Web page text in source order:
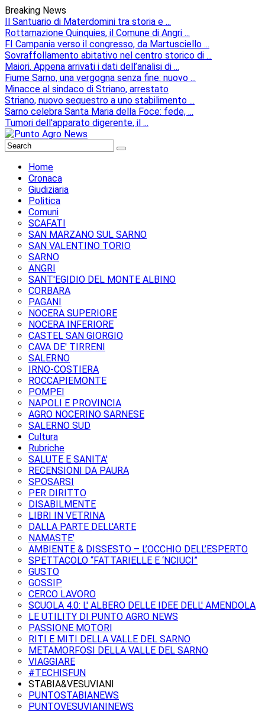
Breaking News
Il Santuario di Materdomini tra storia e ...
Rottamazione Quinquies, il Comune di Angri ...
FI Campania verso il congresso, da Martusciello ...
Sovraffollamento abitativo nel centro storico di ...
Maiori. Appena arrivati i dati dell’analisi di ...
Fiume Sarno, una vergogna senza fine: nuovo ...
Minacce al sindaco di Striano, arrestato
Striano, nuovo sequestro a uno stabilimento ...
Sarno celebra Santa Maria della Foce: fede, ...
Tumori dell'apparato digerente, il ...
Home
Cronaca
Giudiziaria
Politica
Comuni
SCAFATI
SAN MARZANO SUL SARNO
SAN VALENTINO TORIO
SARNO
ANGRI
SANT'EGIDIO DEL MONTE ALBINO
CORBARA
PAGANI
NOCERA SUPERIORE
NOCERA INFERIORE
CASTEL SAN GIORGIO
CAVA DE' TIRRENI
SALERNO
IRNO-COSTIERA
ROCCAPIEMONTE
POMPEI
NAPOLI E PROVINCIA
AGRO NOCERINO SARNESE
SALERNO SUD
Cultura
Rubriche
SALUTE E SANITA'
RECENSIONI DA PAURA
SPOSARSI
PER DIRITTO
DISABILMENTE
LIBRI IN VETRINA
DALLA PARTE DELL'ARTE
NAMASTE'
AMBIENTE & DISSESTO – L’OCCHIO DELL’ESPERTO
SPETTACOLO “FATTARIELLE E ‘NCIUCI”
GUSTO
GOSSIP
CERCO LAVORO
SCUOLA 4.0: L' ALBERO DELLE IDEE DELL' AMENDOLA
LE UTILITY DI PUNTO AGRO NEWS
PASSIONE MOTORI
RITI E MITI DELLA VALLE DEL SARNO
METAMORFOSI DELLA VALLE DEL SARNO
VIAGGIARE
#TECHISFUN
STABIA&VESUVIANI
PUNTOSTABIANEWS
PUNTOVESUVIANINEWS